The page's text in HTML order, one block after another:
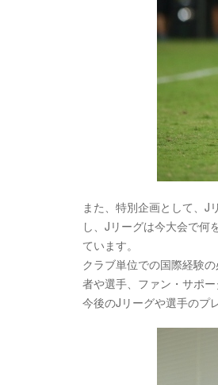
また、特別企画として、J
し、Jリーグは今大会で何
ています。
クラブ単位での国際経験
者や選手、ファン・サポ
今後のJリーグや選手のプ